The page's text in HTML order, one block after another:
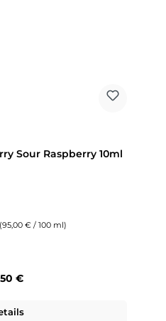
Sour Raspberry 10ml
(95,00 € / 100 ml)
Preis:
€